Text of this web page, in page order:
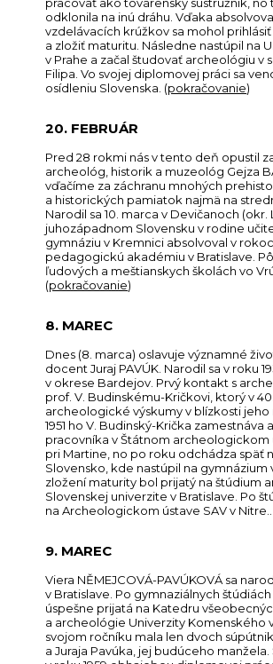
pracovať ako továrenský sústružník,
odklonila na inú dráhu. Vďaka
vzdelávacích krúžkov sa mohol
a zložiť maturitu. Následne nastúpil na
v Prahe a začal študovať archeológiu v
Filipa. Vo svojej diplomovej práci sa
osídleniu Slovenska. (pokračovanie)
20. FEBRUÁR
Pred 28 rokmi nás v tento deň opustil
archeológ, historik a muzeológ Gejza
vďačíme za záchranu mnohých
a historických pamiatok najmä na
Narodil sa 10. marca v Devičanoch (okr.
juhozápadnom Slovensku v rodine
gymnáziu v Kremnici absolvoval v
pedagogickú akadémiu v Bratislave.
ľudových a meštianskych školách vo
(pokračovanie)
8. MAREC
Dnes (8. marca) oslavuje významné
docent Juraj PAVÚK. Narodil sa v roku
v okrese Bardejov. Prvý kontakt s
prof. V. Budinskému-Kričkovi, ktorý v
archeologické výskumy v blízkosti
1951 ho V. Budinský-Krička
pracovníka v Štátnom archeologickom
pri Martine, no po roku odchádza späť
Slovensko, kde nastúpil na gymnázium
zložení maturity bol prijatý na štúdium
Slovenskej univerzite v Bratislave. Po
na Archeologickom ústave SAV v
9. MAREC
Viera NĚMEJCOVÁ-PAVÚKOVÁ sa
v Bratislave. Po gymnaziálnych štúdiách
úspešne prijatá na Katedru
a archeológie Univerzity Komenského
svojom ročníku mala len dvoch
a Juraja Pavúka, jej budúceho